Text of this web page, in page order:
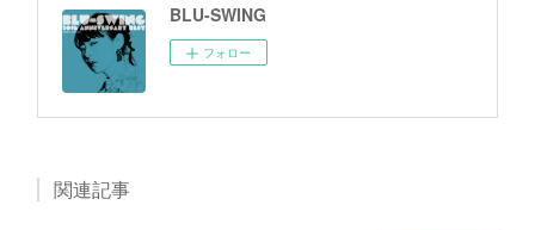
BLU-SWING
フォロー
関連記事